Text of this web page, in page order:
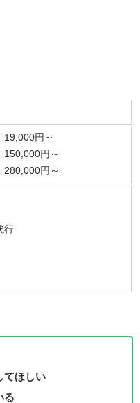
19,000円～
150,000円～
280,000円～
行
てほしい
る